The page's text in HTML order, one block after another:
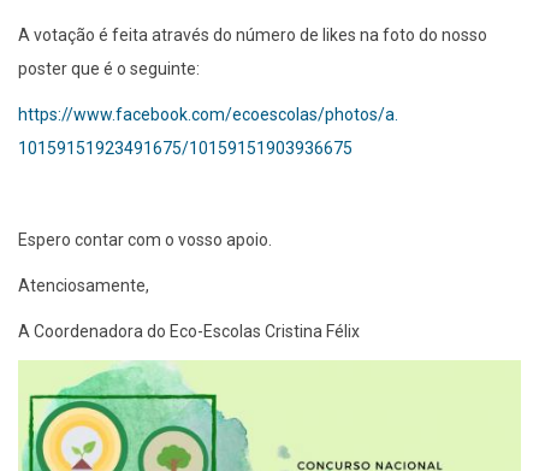
A votação é feita através do número de likes na foto do nosso
poster que é o seguinte:
https://www.facebook.com/ecoescolas/photos/a.
10159151923491675/10159151903936675
Espero contar com o vosso apoio.
Atenciosamente,
A Coordenadora do Eco-Escolas Cristina Félix